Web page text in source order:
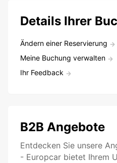
Details Ihrer
Ändern einer Reservierung
Meine Buchung verwalten
Ihr Feedback
B2B Angebote
Entdecken Sie unsere
- Europcar bietet Ihrem